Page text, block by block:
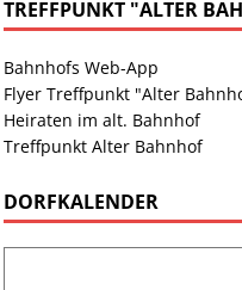
TREFFPUNKT "ALTER
Bahnhofs Web-App
Flyer Treffpunkt "Alter
Heiraten im alt. Bahnhof
Treffpunkt Alter Bahnhof
DORFKALENDER